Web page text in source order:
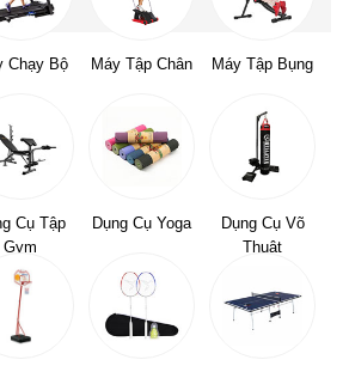
Chạy Bộ Máy Tập Chân Máy Tập Bụng
Cụ Tập
Gym
Dụng Cụ Yoga
Dụng Cụ Võ
Thuật